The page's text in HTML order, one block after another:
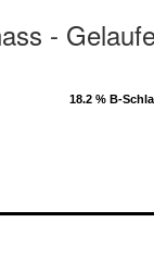
-
18.2 % B-
18.2 % B-